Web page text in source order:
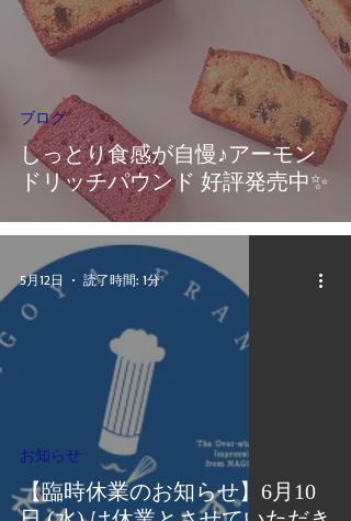
しっとり食感が自慢♪アーモン
ドリッチパウンド 好評発売中✨
ブログ
【臨時休業のお知らせ】6月10
お知らせ
5月12日 読了時間: 1分